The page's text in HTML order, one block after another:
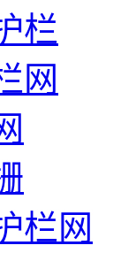
栏
网
栏网